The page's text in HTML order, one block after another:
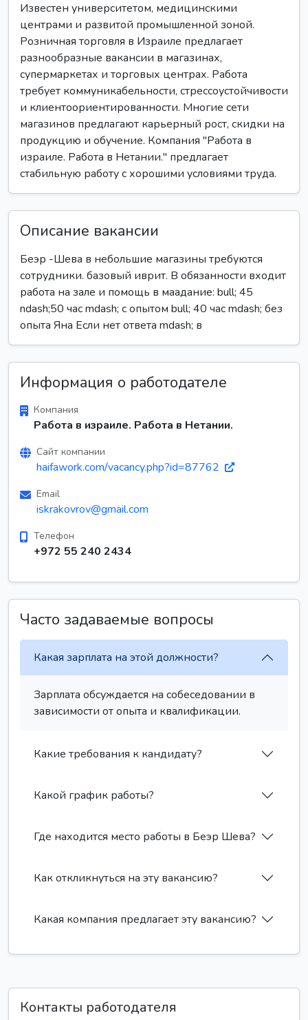
Известен университетом, медицинскими
центрами и развитой промышленной зоной.
Розничная торговля в Израиле предлагает
разнообразные вакансии в магазинах,
супермаркетах и торговых центрах. Работа
требует коммуникабельности, стрессоустойчивости
и клиентоориентированности. Многие сети
магазинов предлагают карьерный рост, скидки на
продукцию и обучение. Компания "Работа в
израиле. Работа в Нетании." предлагает
стабильную работу с хорошими условиями труда.
Описание вакансии
Беэр -Шева в небольшие магазины требуются
сотрудники. базовый иврит. В обязанности входит
работа на зале и помощь в маадание: bull; 45
ndash;50 час mdash; с опытом bull; 40 час mdash; без
опыта Яна Если нет ответа mdash; в
Информация о работодателе
Компания
Работа в израиле. Работа в Нетании.
Сайт компании
haifawork.com/vacancy.php?id=87762
Email
iskrakovrov@gmail.com
Телефон
+972 55 240 2434
Часто задаваемые вопросы
Какая зарплата на этой должности?
Зарплата обсуждается на собеседовании в
зависимости от опыта и квалификации.
Какие требования к кандидату?
Какой график работы?
Где находится место работы в Беэр Шева?
Как откликнуться на эту вакансию?
Какая компания предлагает эту вакансию?
Контакты работодателя